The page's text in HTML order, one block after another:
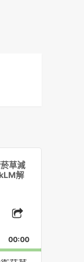
草減
解
Share
Episode
00:00